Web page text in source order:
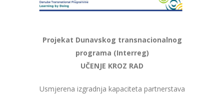
Projekat Dunavskog transnacionalnog
programa (Interreg)
UČENJE KROZ RAD
Usmjerena izgradnja kapaciteta partnerstava